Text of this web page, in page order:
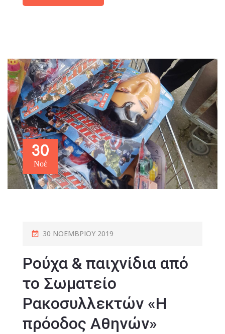
30
Νοέ
30 ΝΟΕΜΒΡΊΟΥ 2019
Ρούχα & παιχνίδια από
το Σωματείο
Ρακοσυλλεκτών «Η
πρόοδος Αθηνών»